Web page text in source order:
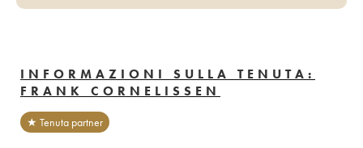
INFORMAZIONI SULLA TENUTA:
FRANK CORNELISSEN
★ Tenuta partner